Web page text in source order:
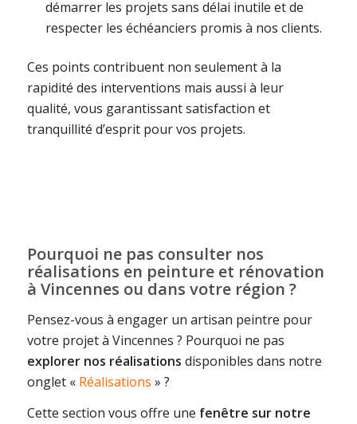
démarrer les projets sans délai inutile et de
respecter les échéanciers promis à nos clients.
Ces points contribuent non seulement à la
rapidité des interventions mais aussi à leur
qualité, vous garantissant satisfaction et
tranquillité d’esprit pour vos projets.
Pourquoi ne pas consulter nos
réalisations en peinture et rénovation
à Vincennes ou dans votre région ?
Pensez-vous à engager un artisan peintre pour
votre projet à Vincennes ? Pourquoi ne pas
explorer nos réalisations disponibles dans notre
onglet « Réalisations » ?
Cette section vous offre une fenêtre sur notre